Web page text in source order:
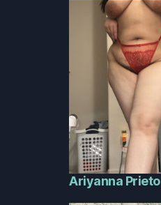
Ariyanna Prieto